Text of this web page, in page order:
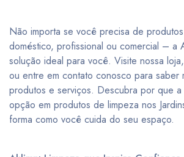
Não importa se você precisa de
doméstico, profissional ou comercial – a
solução ideal para você. Visite nossa
ou entre em contato conosco para saber
produtos e serviços. Descubra por que
opção em produtos de limpeza nos
forma como você cuida do seu espaço.